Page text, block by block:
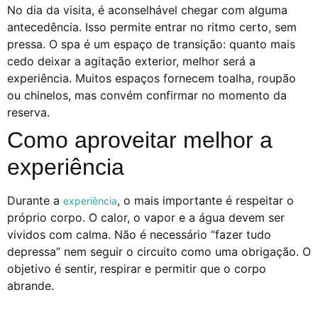
No dia da visita, é aconselhável chegar com alguma
antecedência. Isso permite entrar no ritmo certo, sem
pressa. O spa é um espaço de transição: quanto mais
cedo deixar a agitação exterior, melhor será a
experiência. Muitos espaços fornecem toalha, roupão
ou chinelos, mas convém confirmar no momento da
reserva.
Como aproveitar melhor a
experiência
Durante a experiência, o mais importante é respeitar o
próprio corpo. O calor, o vapor e a água devem ser
vividos com calma. Não é necessário “fazer tudo
depressa” nem seguir o circuito como uma obrigação. O
objetivo é sentir, respirar e permitir que o corpo
abrande.